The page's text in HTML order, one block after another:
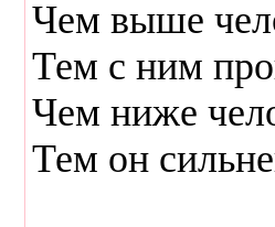
Чем выше
Тем с ним
Чем ниже
Тем он